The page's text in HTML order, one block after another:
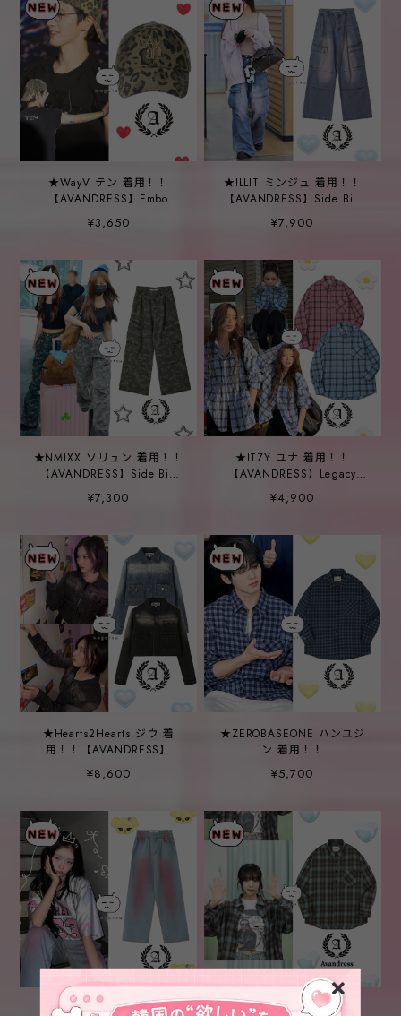
★WayV テン 着用！！
【AVANDRESS】Embo
Leopard Aa Cap - 2COL
¥3,650
★ILLIT ミンジュ 着用！！
【AVANDRESS】Side Big
Cargo Pants VINTAGE
PINK
¥7,900
★NMIXX ソリュン 着用！！
【AVANDRESS】Side Big
Cargo Pants CAMO
¥7,300
★ITZY ユナ 着用！！
【AVANDRESS】Legacy
Overfit Check Shirt
¥4,900
★Hearts2Hearts ジウ 着
用！！【AVANDRESS】
3Pocket Brush Denim
Jacket - 2COL
¥8,600
★ZEROBASEONE ハンユジ
ン 着用！！
【AVANDRESS】Scott
Check Shirt BLUE
¥5,700
★IVE レイ 着用！！ ★ IZ*ONE イェナ 着用！！